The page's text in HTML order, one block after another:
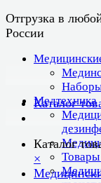
Отгрузка в
России
Медтехника
Каталог
Каталог
×